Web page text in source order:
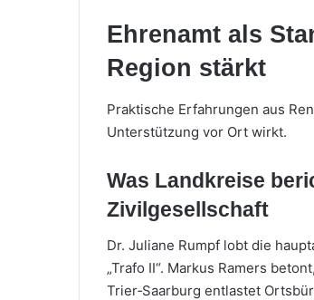
Ehrenamt als
Region stärkt
Praktische Erfahrungen aus
Unterstützung vor Ort wirkt.
Was Landkreise
Zivilgesellschaft
Dr. Juliane Rumpf lobt die
„Trafo II“. Markus Ramers
Trier‑Saarburg entlastet